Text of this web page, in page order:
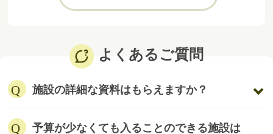
よくあるご質問
施設の詳細な資料はもらえますか？
予算が少なくても入ることのできる施設は